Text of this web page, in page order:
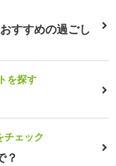
すすめの過ごし
を探す
チェック
？